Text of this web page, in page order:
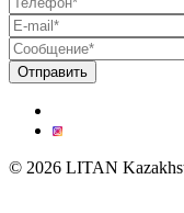
© 2026 LITAN